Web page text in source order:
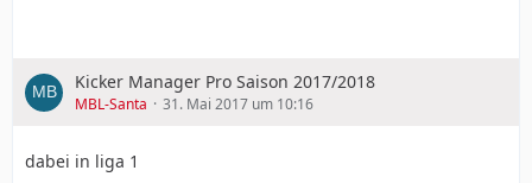
Kicker Manager Pro Saison 2017/2018
MBL-Santa 31. Mai 2017 um 10:16
dabei in liga 1